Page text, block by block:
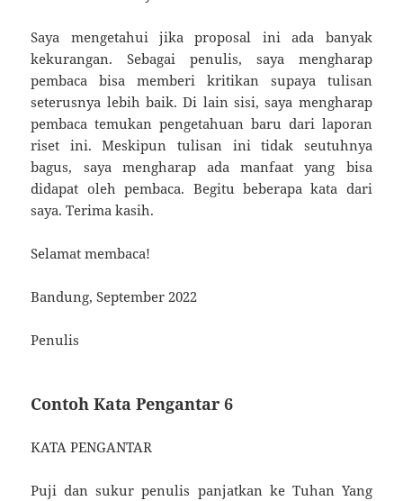
Saya mengetahui jika proposal ini ada banyak
kekurangan. Sebagai penulis, saya mengharap
pembaca bisa memberi kritikan supaya tulisan
seterusnya lebih baik. Di lain sisi, saya mengharap
pembaca temukan pengetahuan baru dari laporan
riset ini. Meskipun tulisan ini tidak seutuhnya
bagus, saya mengharap ada manfaat yang bisa
didapat oleh pembaca. Begitu beberapa kata dari
saya. Terima kasih.
Selamat membaca!
Bandung, September 2022
Penulis
Contoh Kata Pengantar 6
KATA PENGANTAR
Puji dan sukur penulis panjatkan ke Tuhan Yang